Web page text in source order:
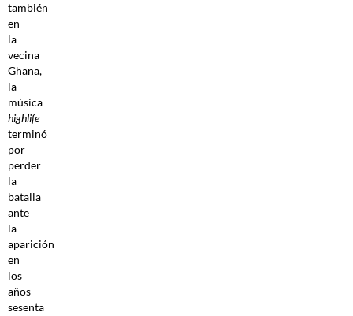
también
en
la
vecina
Ghana,
la
música
highlife
terminó
por
perder
la
batalla
ante
la
aparición
en
los
años
sesenta